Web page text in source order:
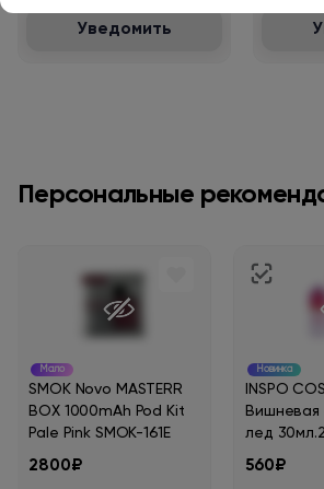
Уведомить
Персональные
Мало
SMOK Novo MASTERR
BOX 1000mAh Pod Kit
Pale Pink SMOK-161E
2800₽
Новинка
INSPO
Вишневая
лед
560₽